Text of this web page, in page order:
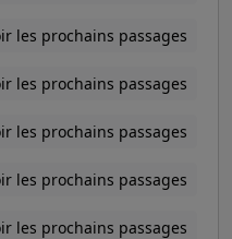
les prochains passages
les prochains passages
les prochains passages
les prochains passages
les prochains passages